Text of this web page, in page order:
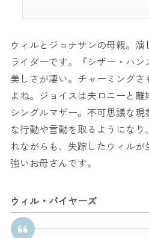
ウィルとジョナサンの母親。演
ライダーです。『シザー・ハ
美しさが凄い。チャーミング
よね。ジョイスは夫ロニーと
シングルマザー。不可思議な
な行動や言動を取るようにな
れながらも、失踪したウィルが
強いお母さんです。
ウィル・バイヤーズ